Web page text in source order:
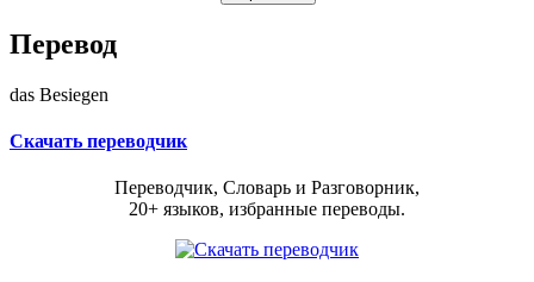
Перевод
das Besiegen
Скачать переводчик
Переводчик, Словарь и Разговорник,
20+ языков, избранные переводы.